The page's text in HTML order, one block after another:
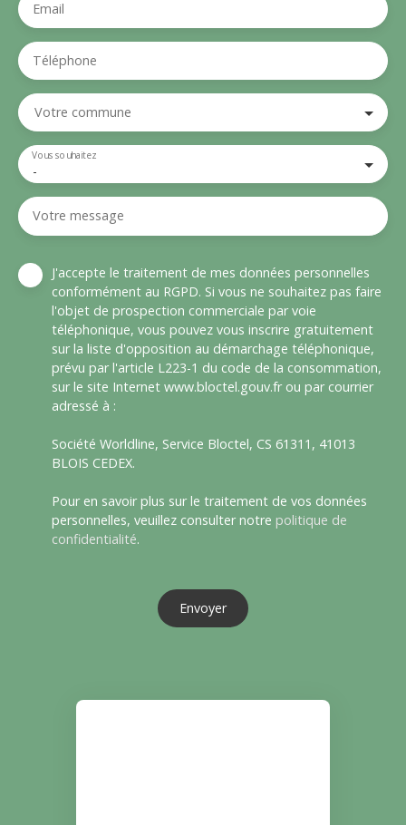
Email
Téléphone
Votre commune
-
Vous souhaitez
Votre message
J'accepte le traitement de mes données personnelles
conformément au RGPD. Si vous ne souhaitez pas faire
l'objet de prospection commerciale par voie
téléphonique, vous pouvez vous inscrire gratuitement
sur la liste d'opposition au démarchage téléphonique,
prévu par l'article L223-1 du code de la consommation,
sur le site Internet www.bloctel.gouv.fr ou par courrier
adressé à :
Société Worldline, Service Bloctel, CS 61311, 41013
BLOIS CEDEX.
Pour en savoir plus sur le traitement de vos données
personnelles, veuillez consulter notre politique de
confidentialité.
Envoyer